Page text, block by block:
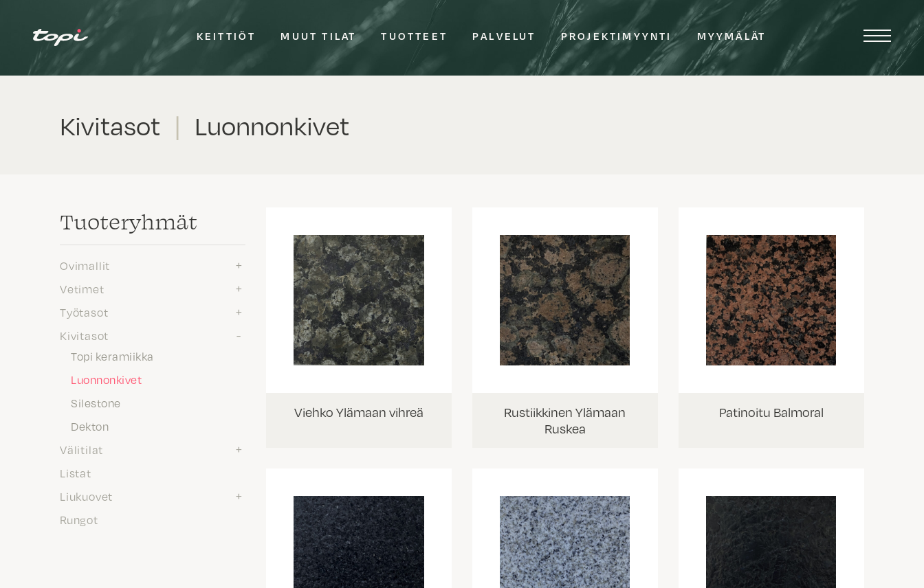
KEITTIÖT MUUT TILAT TUOTTEET PALVELUT PROJEKTIMYYNTI MYYMÄLÄT
Kivitasot | Luonnonkivet
Tuote­ryhmät
Ovimallit
Vetimet
Työtasot
Kivitasot
Topi keramiikka
Luonnonkivet
Silestone
Dekton
Välitilat
Listat
Liukuovet
Rungot
Viehko Ylämaan vihreä
Rustiikkinen Ylämaan
Ruskea
Patinoitu Balmoral